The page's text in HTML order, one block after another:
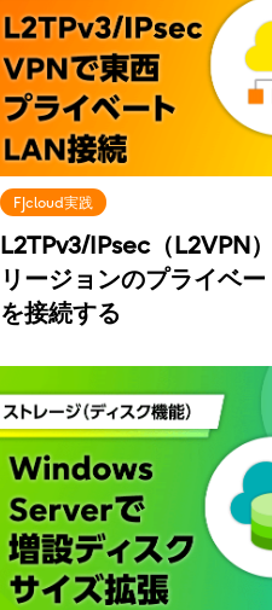
FJcloud実践
L2TPv3/IPsec（L2VPN
リージョンのプライベ
を接続する